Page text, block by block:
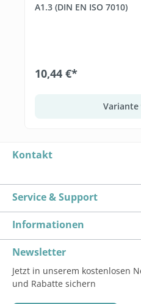
A1.3 (DIN EN ISO 7010)
10,44 €*
Variante
Kontakt
Service & Support
Informationen
Newsletter
Jetzt in unserem kostenlosen
und Rabatte sichern